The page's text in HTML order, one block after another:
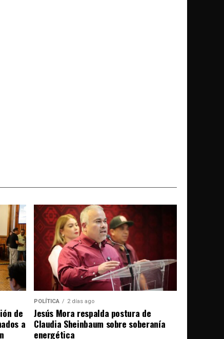
de
a
POLÍTICA 2 días ago
Jesús Mora respalda postura de
Claudia Sheinbaum sobre soberanía
energética